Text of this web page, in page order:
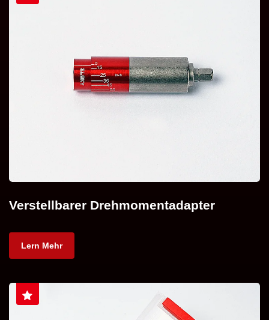
Verstellbarer Drehmomentadapter
Lern Mehr